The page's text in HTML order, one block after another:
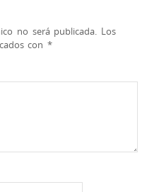
no será publicada. Los
con *